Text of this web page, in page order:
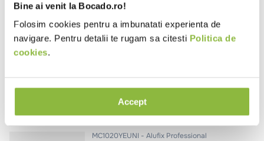
Bine ai venit la Bocado.ro!
Folosim cookies pentru a imbunatati experienta de
navigare. Pentru detalii te rugam sa citesti Politica de
cookies.
Accept
KS1046YEUNI Alufix Professional
MC1020YEUNI Alufix Professional